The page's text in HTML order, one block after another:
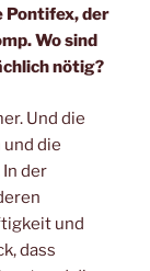
Pontifex, der
Wo sind
nötig?
Und die
die
der
und
dass